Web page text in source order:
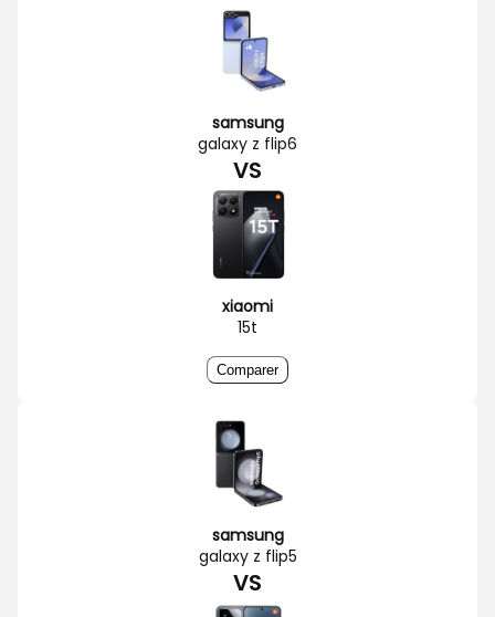
samsung
galaxy z flip6
VS
xiaomi
15t
Comparer
samsung
galaxy z flip5
VS